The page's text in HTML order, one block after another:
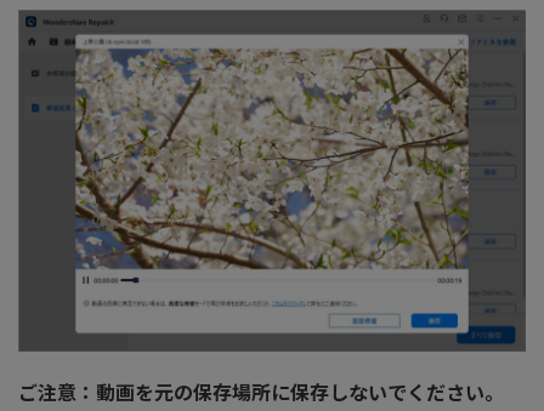
ご注意：動画を元の保存場所に保存しないでください。